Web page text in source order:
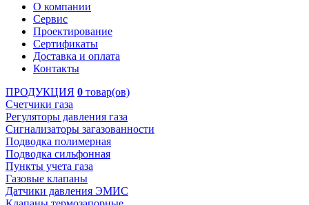
О компании
Сервис
Проектирование
Сертификаты
Доставка и оплата
Контакты
ПРОДУКЦИЯ 0 товар(ов)
Счетчики газа
Регуляторы давления газа
Сигнализаторы загазованности
Подводка полимерная
Подводка сильфонная
Пункты учета газа
Газовые клапаны
Датчики давления ЭМИС